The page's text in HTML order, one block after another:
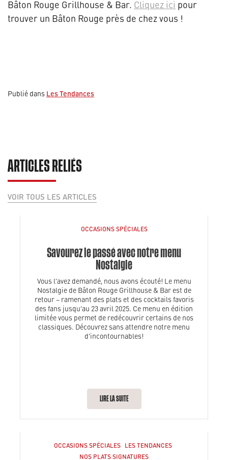
Bâton Rouge Grillhouse & Bar. Cliquez ici pour
trouver un Bâton Rouge près de chez vous !
Publié dans Les Tendances
ARTICLES RELIÉS
VOIR TOUS LES ARTICLES
OCCASIONS SPÉCIALES
Savourez le passé avec notre menu
Nostalgie
Vous l'avez demandé, nous avons écouté! Le menu
Nostalgie de Bâton Rouge Grillhouse & Bar est de
retour – ramenant des plats et des cocktails favoris
des fans jusqu’au 23 avril 2025. Ce menu en édition
limitée vous permet de redécouvrir certains de nos
classiques. Découvrez sans attendre notre menu
d’incontournables!
LIRE LA SUITE
OCCASIONS SPÉCIALES LES TENDANCES
NOS PLATS SIGNATURES